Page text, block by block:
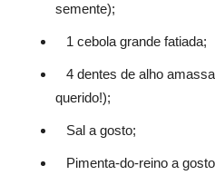
semente);
1 cebola grande fatiada;
4 dentes de alho
querido!);
Sal a gosto;
Pimenta-do-reino a